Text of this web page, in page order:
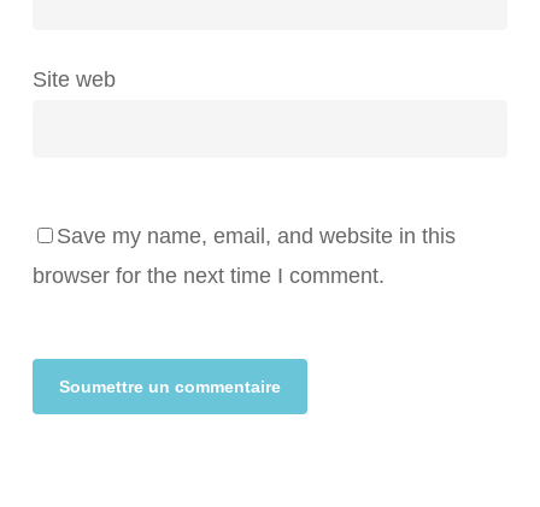
Site web
Save my name, email, and website in this
browser for the next time I comment.